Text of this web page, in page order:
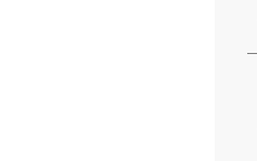
ГРАЖДАН